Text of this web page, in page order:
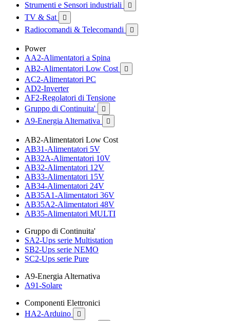
Strumenti e Sensori industriali 
TV & Sat 
Radiocomandi & Telecomandi 
Power
AA2-Alimentatori a Spina
AB2-Alimentatori Low Cost

AC2-Alimentatori PC
AD2-Inverter
AF2-Regolatori di Tensione
Gruppo di Continuita'

A9-Energia Alternativa 
AB2-Alimentatori Low Cost
AB31-Alimentatori 5V
AB32A-Alimentatori 10V
AB32-Alimentatori 12V
AB33-Alimentatori 15V
AB34-Alimentatori 24V
AB35A1-Alimentatori 36V
AB35A2-Alimentatori 48V
AB35-Alimentatori MULTI
Gruppo di Continuita'
SA2-Ups serie Multistation
SB2-Ups serie NEMO
SC2-Ups serie Pure
A9-Energia Alternativa
A91-Solare
Componenti Elettronici
HA2-Arduino
